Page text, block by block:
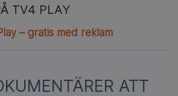
TV4 PLAY
– gratis med reklam
ATT